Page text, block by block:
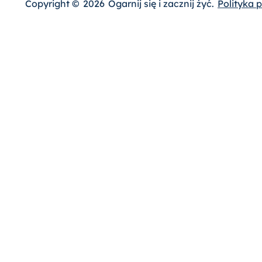
Copyright © 2026 Ogarnij się i zacznij żyć. Polityka